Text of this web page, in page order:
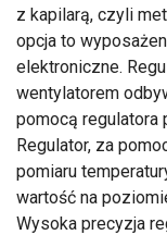
z kapilarą, czyli
opcja to
elektroniczne.
wentylatorem
pomocą regulatora
Regulator, za
pomiaru
wartość na
Wysoka precyzja